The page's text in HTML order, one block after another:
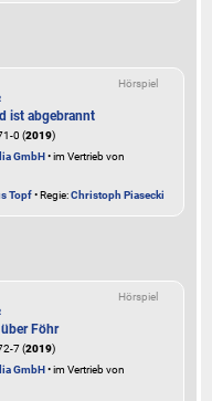
Hörspiel
ist abgebrannt
0 (2019)
GmbH• im Vertrieb von
Topf• Regie:Christoph Piasecki
Hörspiel
Föhr
7 (2019)
GmbH• im Vertrieb von